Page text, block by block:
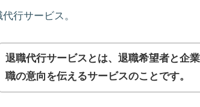
行サービス。
退職代行サービスとは、退職希望者と企
職の意向を伝えるサービスのことです。